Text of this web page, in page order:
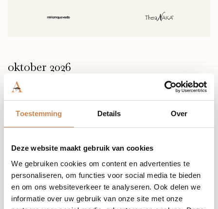
Toestemming Details Over
Deze website maakt gebruik van cookies
We gebruiken cookies om content en advertenties te
personaliseren, om functies voor social media te bieden
en om ons websiteverkeer te analyseren. Ook delen we
informatie over uw gebruik van onze site met onze
oktober 2026
31 oktober @ 10:00
Van der Valk Tiel Laan van Westroijen, Tiel,
Netherlands